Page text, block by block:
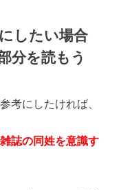
したい場合
分を読もう
考にしたければ、
誌の同姓を意識す